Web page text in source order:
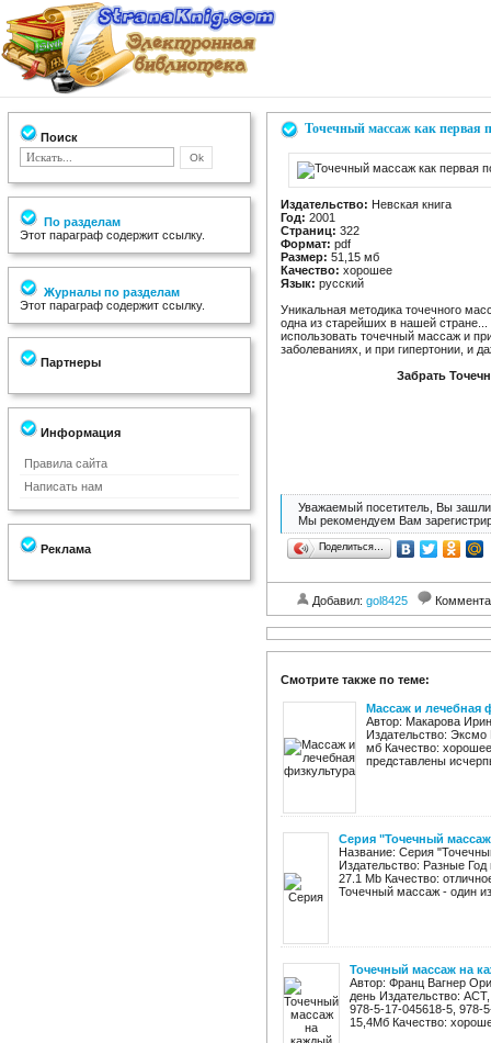
Поиск
По разделам
Этот параграф содержит ссылку.
Журналы по разделам
Этот параграф содержит ссылку.
Партнеры
Информация
Правила сайта
Написать нам
Реклама
Точечный массаж как первая
Издательство: Невская книга
Год: 2001
Страниц: 322
Формат: pdf
Размер: 51,15 мб
Качество: хорошее
Язык: русский
Уникальная методика точечного
одна из старейших в нашей стране...
использовать точечный массаж и
заболеваниях, и при гипертонии, и
Забрать
Уважаемый посетитель, Вы зашли
Мы рекомендуем Вам
Поделиться…
Добавил: gol8425
Смотрите также по теме:
Массаж и лечебная
Автор: Макарова
Издательство:
мб Качество:
представлены
Серия "Точечный
Название: Серия
Издательство: Разные
27.1 Мb Качество:
Точечный массаж - один
Точечный массаж на
Автор: Франц Вагнер
день Издательство:
978-5-17-045618-5, 978-
15,4Мб Качество: